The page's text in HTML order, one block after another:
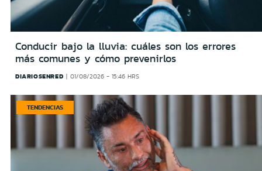
Conducir bajo la lluvia: cuáles son los errores
más comunes y cómo prevenirlos
DIARIOSENRED 01/08/2026 - 15:46 HRS
TENDENCIAS